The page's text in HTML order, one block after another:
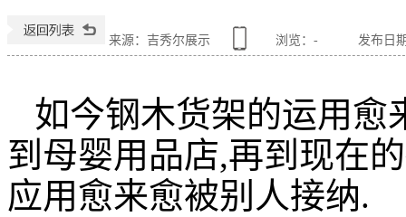
来源：吉秀尔展示 浏览： - 发布日
如今钢木货架的运用愈
到母婴用品店,再到现在的
应用愈来愈被别人接纳.